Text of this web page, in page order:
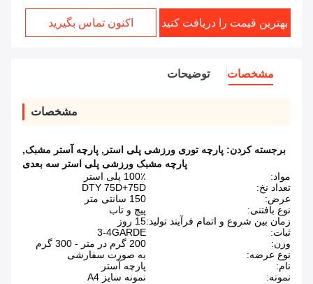
بهترین قیمت را دریافت کنید اکنون تماس بگیرید
مشخصات توضیحات
مشخصات
برجسته کردن: پارچه توری ورزشی پلی استر , پارچه آستر مشبک,
پارچه مشبک ورزشی پلی استر سه بعدی
مواد:
100٪ پلی استر
تعداد نخ:
DTY 75D+75D
عرض:
150 سانتی متر
نوع بافتنی:
پیچ و تاب
زمان بین شروع و اتمام فرآیند تولید:15 روز
ثبات:
3-4GARDE
وزن:
200 گرم در متر - 300 گرم
نوع عرضه:
به صورت سفارشی
نام:
پارچه آستر
نمونه:
نمونه سایز A4